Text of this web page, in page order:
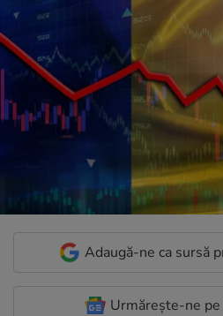
Adaugă-ne ca sursă
Urmărește-ne